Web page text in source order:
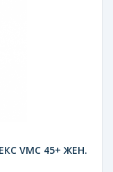
VMC 45+ ЖЕН.